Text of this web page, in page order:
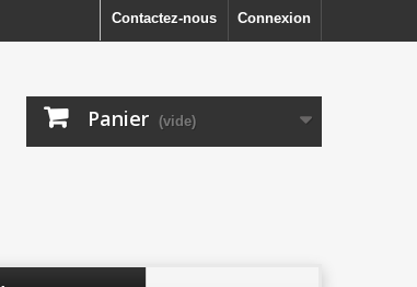
Connexion
Contactez-nous
Panier (vide)